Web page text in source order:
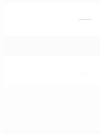
-------
-------